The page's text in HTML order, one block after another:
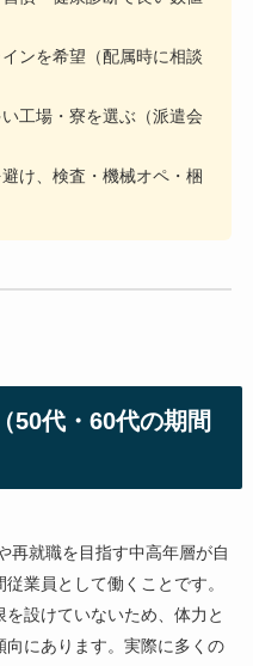
ンを希望（配属時に相談
工場・寮を選ぶ（派遣会
け、検査・機械オペ・梱
50代・60代の期間
再就職を目指す中高年層が自
業員として働くことです。
設けていないため、体力と
にあります。実際に多くの